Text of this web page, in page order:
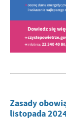
Zasady
listopada